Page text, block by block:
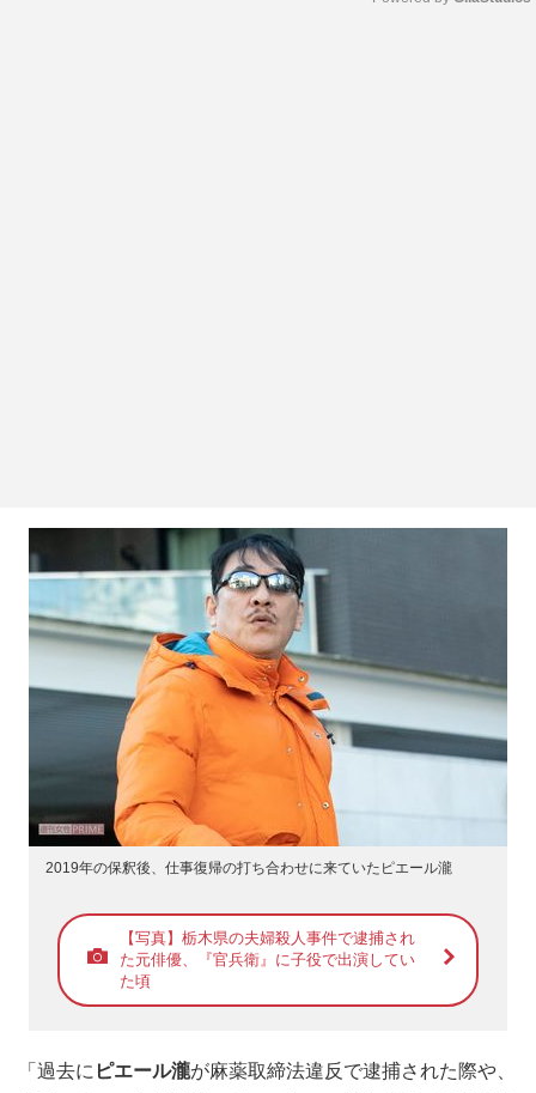
2019年の保釈後、仕事復帰の打ち合わせに来ていたピエール瀧
【写真】栃木県の夫婦殺人事件で逮捕され
た元俳優、『官兵衛』に子役で出演してい
た頃
「過去に ピエール瀧が麻薬取締法違反で逮捕された際や、